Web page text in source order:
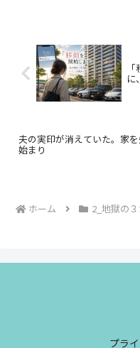
に
夫の実印が消えていた。家
始まり
ホーム 2_地獄の
プラ